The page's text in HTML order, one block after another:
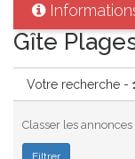
réellement.
Gîte
Votre recherche -
Classer les annonces